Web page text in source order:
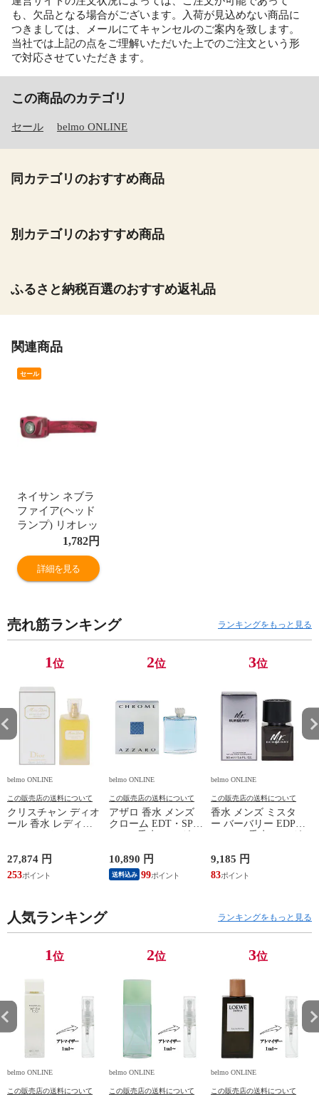
も、欠品となる場合がございます。入荷が見込めない商品に
つきましては、メールにてキャンセルのご案内を致します。
当社では上記の点をご理解いただいた上でのご注文という形
で対応させていただきます。
この商品のカテゴリ
セール belmo ONLINE
同カテゴリのおすすめ商品
別カテゴリのおすすめ商品
ふるさと納税百選のおすすめ返礼品
関連商品
セール
ネイサン ネブラ
ファイア(ヘッド
ランプ) リオレッ
ド 最大192ルー
メン #5100NRR
【在庫限り】
NATHAN 新品 未
1,782円
詳細を見る
売れ筋ランキング ランキングをもっと見る
1位
belmo ONLINE
この販売店の送料について
クリスチャン ディオ
ール 香水 レディー
100ml 香水 フレグラ
ンス dior MISS DIOR
CHRISTIAN DIOR 新
27,874 円
253
2位
belmo ONLINE
この販売店の送料について
アザロ 香水 メンズ
クローム EDT・SP
NATURAL AZZARO
新品 未使用
10,890 円
送料込み 99
3位
belmo ONLINE
この販売店の送料について
香水 メンズ ミスタ
ー バーバリー EDP・
BURBERRY 新品 未
使用
9,185 円
83
人気ランキング ランキングをもっと見る
1位
belmo ONLINE
この販売店の送料について
2位
belmo ONLINE
この販売店の送料について
3位
belmo ONLINE
この販売店の送料について